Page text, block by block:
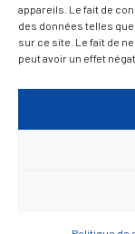
appareils. Le fait de
des données telles
sur ce site. Le fait de
peut avoir un effet
Du lundi au